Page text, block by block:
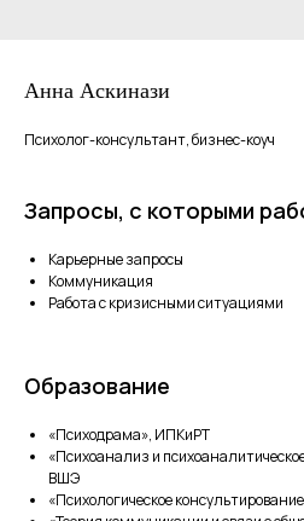
Анна Аскинази
Психолог-консультант, бизнес-коуч
Запросы, с которыми
Карьерные запросы
Коммуникация
Работа с кризисными ситуациями
Образование
«Психодрама», ИПКиРТ
«Психоанализ и
ВШЭ
«Психологическое